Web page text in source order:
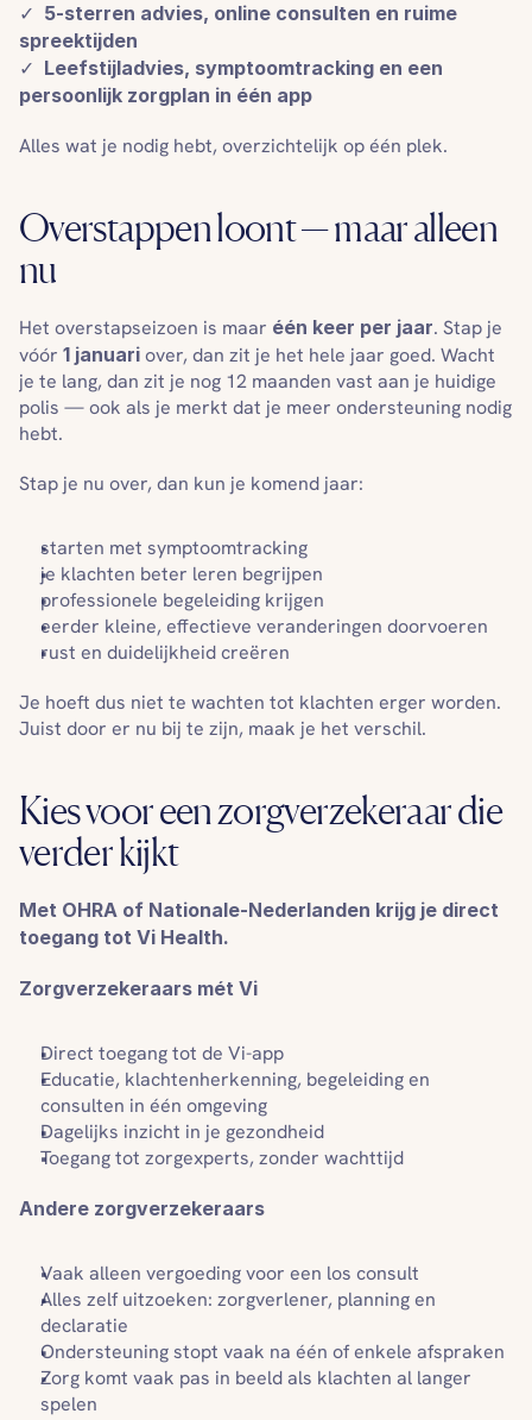
✓ 5-sterren advies, online consulten en ruime
spreektijden
✓ Leefstijladvies, symptoomtracking en een
persoonlijk zorgplan in één app
Alles wat je nodig hebt, overzichtelijk op één plek.
Overstappen loont — maar alleen
nu
Het overstapseizoen is maar één keer per jaar. Stap je
vóór 1 januari over, dan zit je het hele jaar goed. Wacht
je te lang, dan zit je nog 12 maanden vast aan je huidige
polis — ook als je merkt dat je meer ondersteuning nodig
hebt.
Stap je nu over, dan kun je komend jaar:
starten met symptoomtracking
je klachten beter leren begrijpen
professionele begeleiding krijgen
eerder kleine, effectieve veranderingen doorvoeren
rust en duidelijkheid creëren
Je hoeft dus niet te wachten tot klachten erger worden.
Juist door er nu bij te zijn, maak je het verschil.
Kies voor een zorgverzekeraar die
verder kijkt
Met OHRA of Nationale-Nederlanden krijg je direct
toegang tot Vi Health.
Zorgverzekeraars mét Vi
Direct toegang tot de Vi-app
Educatie, klachtenherkenning, begeleiding en
consulten in één omgeving
Dagelijks inzicht in je gezondheid
Toegang tot zorgexperts, zonder wachttijd
Andere zorgverzekeraars
Vaak alleen vergoeding voor een los consult
Alles zelf uitzoeken: zorgverlener, planning en
declaratie
Ondersteuning stopt vaak na één of enkele afspraken
Zorg komt vaak pas in beeld als klachten al langer
spelen